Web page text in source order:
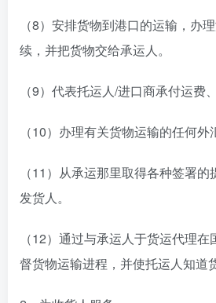
（8）安排货物到港口的运输，办
续，并把货物交给承运人。
（9）代表托运人/进口商承付运费
（10）办理有关货物运输的任何外
（11）从承运那里取得各种签署
发货人。
（12）通过与承运人于货运代理
督货物运输进程，并使托运人知道